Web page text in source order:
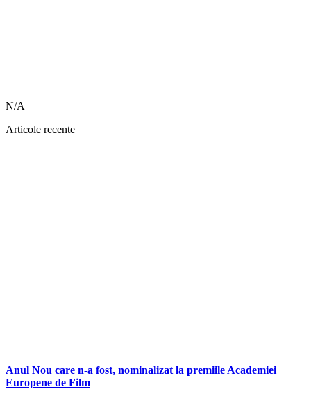
N/A
Articole recente
Anul Nou care n-a fost, nominalizat la premiile Academiei
Europene de Film